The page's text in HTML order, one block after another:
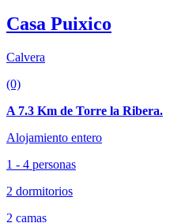
Casa Puixico
Calvera
(0)
A 7.3 Km de Torre la Ribera.
Alojamiento entero
1 - 4 personas
2 dormitorios
2 camas